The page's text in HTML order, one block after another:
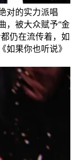
对的实力派唱
，被大众赋予“金
仍在流传着，如
如果你也听说》